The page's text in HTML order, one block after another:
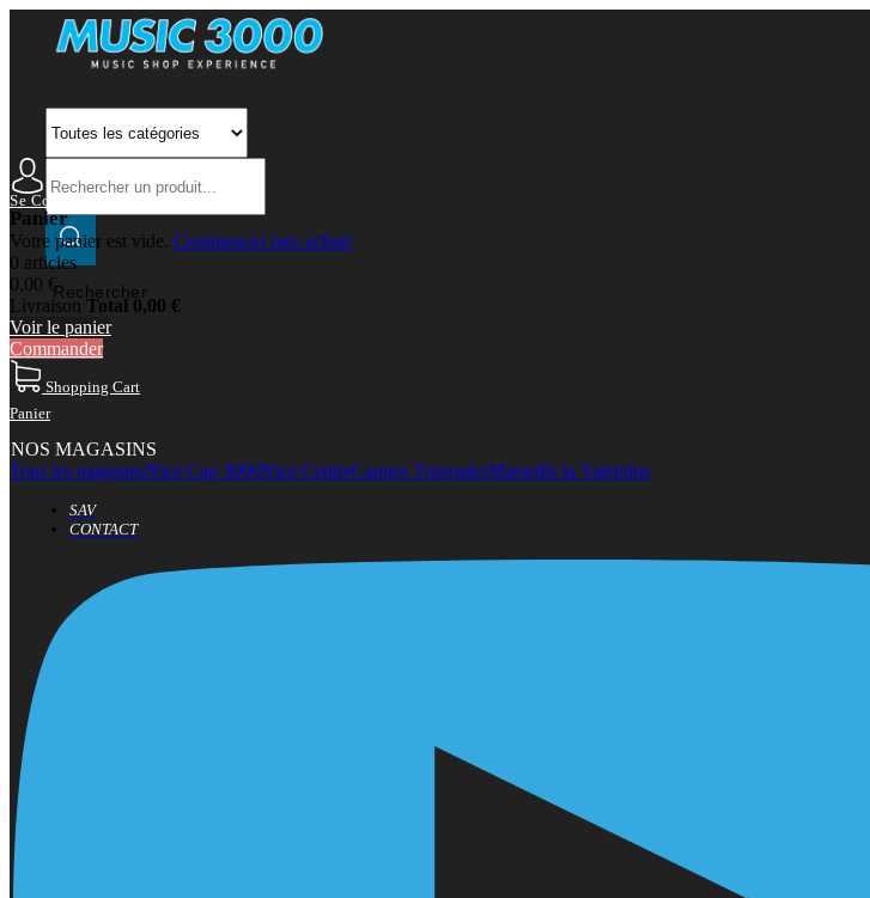
Rechercher
Se Connecter Mon Compte
Panier
Votre panier est vide. Commencer mes achats
0 articles
0,00 €
Livraison Total 0,00 €
Voir le panier
Commander
Shopping Cart
Panier
NOS MAGASINS
Tous les magasinsNice Cap 3000Nice CentreCannes TourradesMarseille la Valentine
SAV
CONTACT